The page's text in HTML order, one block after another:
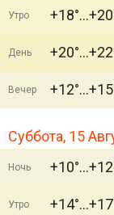
Утро +18°
День +20°
Вечер +12°
Суббота, 15
Ночь +10°
Утро +14°